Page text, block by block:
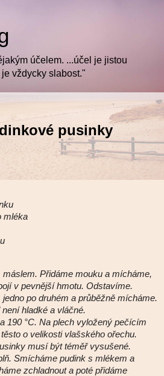
účelem. ...účel je jistou
vždycky slabost."
pusinky
mléka
Přidáme mouku a mícháme,
v pevnější hmotu. Odstavíme.
po druhém a průběžně mícháme.
hladké a vláčné.
190 °C. Na plech vyložený pečícím
o velikosti vlašského ořechu.
musí být téměř vysušené.
Smícháme pudink s mlékem a
zchladnout a poté přidáme